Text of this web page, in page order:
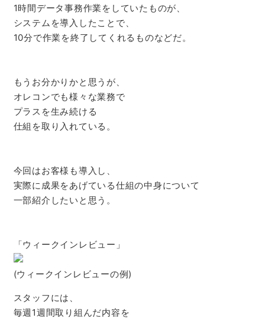
1時間データ事務作業をしていたものが、
システムを導入したことで、
10分で作業を終了してくれるものなどだ。
もうお分かりかと思うが、
オレコンでも様々な業務で
プラスを生み続ける
仕組を取り入れている。
今回はお客様も導入し、
実際に成果をあげている仕組の中身について
一部紹介したいと思う。
「ウィークインレビュー」
(ウィークインレビューの例)
スタッフには、
毎週1週間取り組んだ内容を